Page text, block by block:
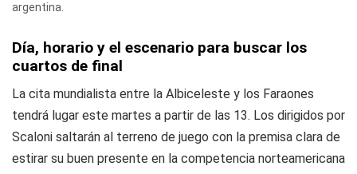
argentina.
Día, horario y el escenario para buscar los
cuartos de final
La cita mundialista entre la Albiceleste y los Faraones
tendrá lugar este martes a partir de las 13. Los dirigidos por
Scaloni saltarán al terreno de juego con la premisa clara de
estirar su buen presente en la competencia norteamericana